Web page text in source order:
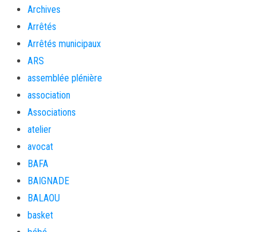
Archives
Arrêtés
Arrêtés municipaux
ARS
assemblée plénière
association
Associations
atelier
avocat
BAFA
BAIGNADE
BALAOU
basket